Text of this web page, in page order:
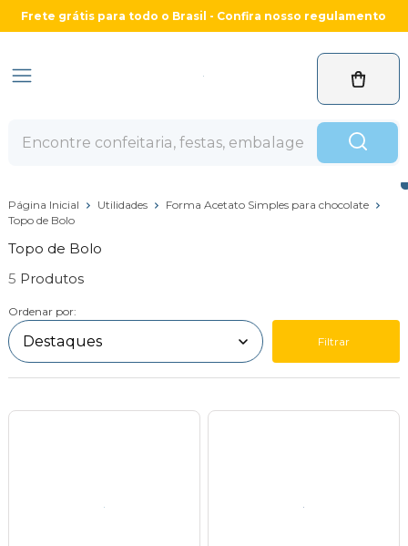
Frete grátis para todo o Brasil - Confira nosso regulamento
Página Inicial Utilidades
Forma Acetato Simples para chocolate
Topo de Bolo
Topo de Bolo
5
Ordenar por:
Filtrar